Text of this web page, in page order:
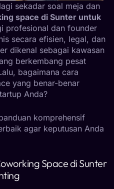
sekadar soal meja dan
space di Sunter untuk
profesional dan founder
secara efisien, legal, dan
dikenal sebagai kawasan
berkembang pesat
bagaimana cara
yang benar-benar
Anda?
komprehensif
agar keputusan Anda
Space di Sunter